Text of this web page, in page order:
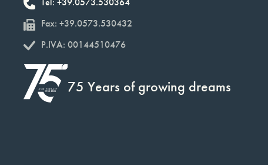
Fax: +39.0573.530432
P.IVA: 00144510476
75 Years of growing dreams